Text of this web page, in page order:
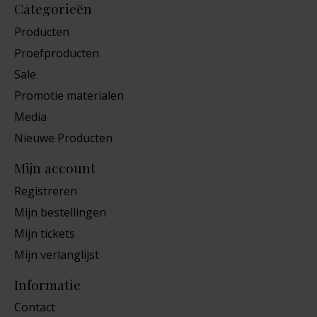
Categorieën
Producten
Proefproducten
Sale
Promotie materialen
Media
Nieuwe Producten
Mijn account
Registreren
Mijn bestellingen
Mijn tickets
Mijn verlanglijst
Informatie
Contact